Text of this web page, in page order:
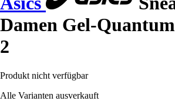
Damen Gel-
2
Produkt nicht verfügbar
Alle Varianten ausverkauft